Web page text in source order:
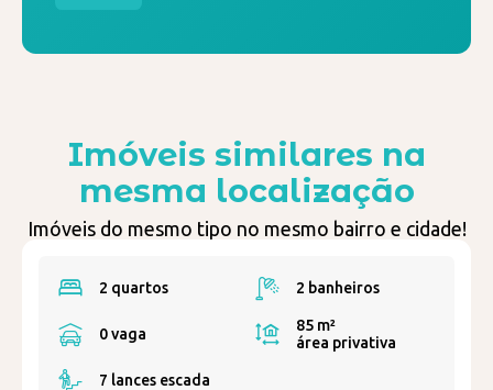
Imóveis similares na
mesma localização
Imóveis do mesmo tipo no mesmo bairro e cidade!
2 quartos 2 banheiros
0 vaga
85 m²
área privativa
7 lances escada